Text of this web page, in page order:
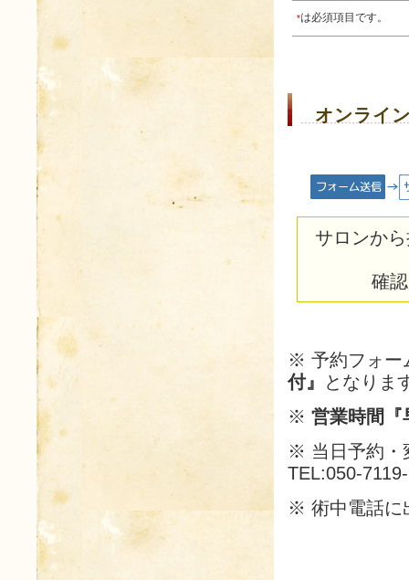
*は必須項目です。
オンライ
サロンか
確
※ 予約フォー
付』
となりま
※ 営業時間『
※ 当日予約・
TEL:050-
※ 術中電話に